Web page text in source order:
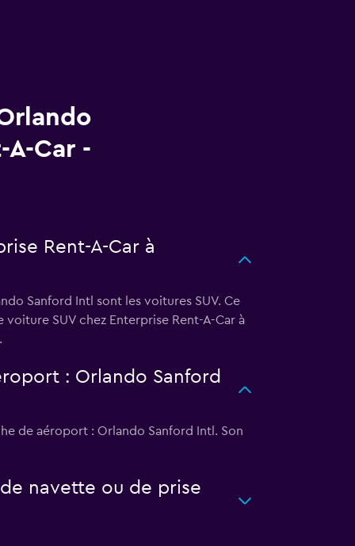
Car -
Rent-A-Car à
Sanford Intl sont les voitures SUV. Ce
SUV chez Enterprise Rent-A-Car à
: Orlando Sanford
de aéroport : Orlando Sanford Intl. Son
navette ou de prise